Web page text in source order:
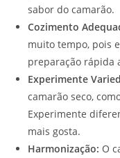
sabor do camarão.
Cozimento
muito tempo, pois
preparação rápida
Experimente
camarão seco,
Experimente
mais gosta.
Harmonização: O